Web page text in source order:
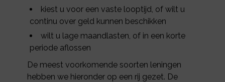
kiest u voor een vaste looptijd, of wilt u
continu over geld kunnen beschikken
wilt u lage maandlasten, of in een korte
periode aflossen
De meest voorkomende soorten leningen
hebben we hieronder op een rij gezet. De